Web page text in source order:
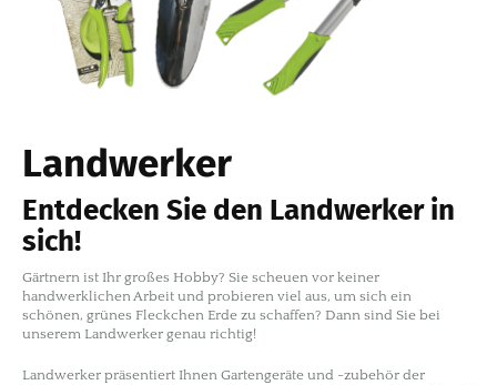
Landwerker
Entdecken Sie den Landwerker in
sich!
Gärtnern ist Ihr großes Hobby? Sie scheuen vor keiner
handwerklichen Arbeit und probieren viel aus, um sich ein
schönen, grünes Fleckchen Erde zu schaffen? Dann sind Sie bei
unserem Landwerker genau richtig!
Landwerker präsentiert Ihnen Gartengeräte und -zubehör der